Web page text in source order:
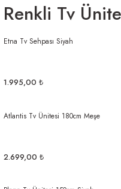
Renkli Tv
Etna Tv Sehpası Siyah
1.995,00 ₺
Atlantis Tv Ünitesi 180cm Meşe
2.699,00 ₺